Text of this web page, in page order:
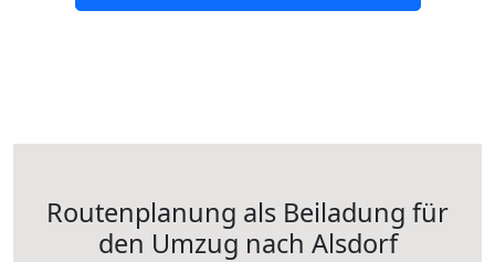
Routenplanung als Beiladung für
den Umzug nach Alsdorf